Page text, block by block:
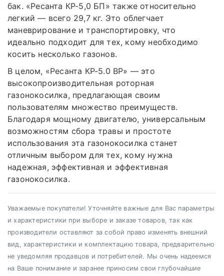
бак. «Ресанта КР-5,0 БП» также относительно
легкий — всего 29,7 кг. Это облегчает
маневрирование и транспортировку, что
идеально подходит для тех, кому необходимо
косить несколько газонов.
В целом, «Ресанта КР-5.0 ВР» — это
высокопроизводительная роторная
газонокосилка, предлагающая своим
пользователям множество преимуществ.
Благодаря мощному двигателю, универсальным
возможностям сбора травы и простоте
использования эта газонокосилка станет
отличным выбором для тех, кому нужна
надежная, эффективная и эффективная
газонокосилка.
Уважаемые покупатели! Уточняйте важные для Вас параметры
и характеристики при выборе и заказе товаров, так как
производители оставляют за собой право изменять внешний
вид, характеристики и комплектацию товара, предварительно
не уведомляя продавцов и потребителей. Мы очень надеемся
на Ваше понимание и заранее приносим свои глубочайшие